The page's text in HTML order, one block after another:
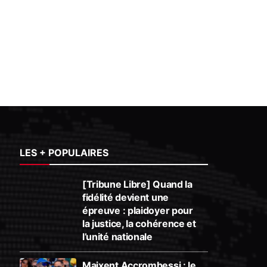
LES + POPULAIRES
[Tribune Libre] Quand la
fidélité devient une
épreuve : plaidoyer pour
la justice, la cohérence et
l’unité nationale